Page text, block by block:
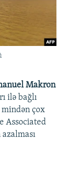
Makron
ilə bağlı
mindən çox
Associated